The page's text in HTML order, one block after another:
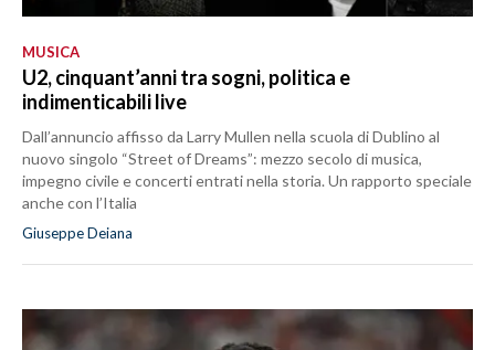
MUSICA
U2, cinquant’anni tra sogni, politica e
indimenticabili live
Dall’annuncio affisso da Larry Mullen nella scuola di Dublino al
nuovo singolo “Street of Dreams”: mezzo secolo di musica,
impegno civile e concerti entrati nella storia. Un rapporto speciale
anche con l’Italia
Giuseppe Deiana